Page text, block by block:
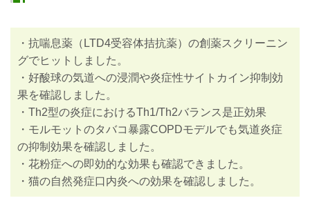
・抗喘息薬（LTD4受容体拮抗薬）の創薬スクリーニン
グでヒットしました。
・好酸球の気道への浸潤や炎症性サイトカイン抑制効
果を確認しました。
・Th2型の炎症におけるTh1/Th2バランス是正効果
・モルモットのタバコ暴露COPDモデルでも気道炎症
の抑制効果を確認しました。
・花粉症への即効的な効果も確認できました。
・猫の自然発症口内炎への効果を確認しました。